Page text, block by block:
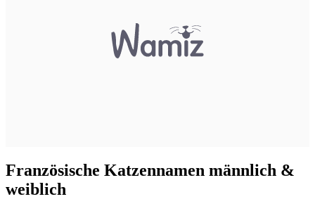
Französische Katzennamen männlich &
weiblich